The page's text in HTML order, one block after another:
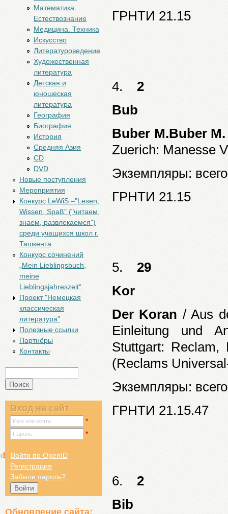
ГРНТИ 21.15
4. 2
Bub
Buber M.Buber M.
Zuerich: Manesse
Экземпляры:
ГРНТИ 21.15
5. 29
Kor
Der Koran / Aus
Einleitung und
Stuttgart:
(Reclams
Экземпляры:
ГРНТИ 21.15.47
6. 2
Bib
Математика.
Естествознание
Медицина. Техника
Искусство
Литературоведение
Художественная
литература
Детская и
юношеская
литература
География
Биография
История
Средняя Азия
CD
DVD
Новые поступления
Мероприятия
Конкурс LeWiS –"Lesen,
Wissen, Spaß" ("читаем,
знаем, развлекаемся")
среди учащихся школ г.
Ташкента
Конкурс сочинений
„Mein Lieblingsbuch,
meine
Lieblingsjahreszeit“
Проект "Немецкая
классическая
литература"
Полезные ссылки
Партнёры
Контакты
Форма поиска
Вход на сайт
Имя или почта *
Пароль *
Войти по OpenID
Регистрация
Забыли пароль?
Обновление сайта: